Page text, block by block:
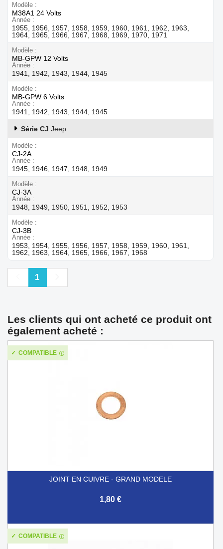
Modèle
M38A1 24 Volts
Année
1955, 1956, 1957, 1958, 1959, 1960, 1961, 1962, 1963,
1964, 1965, 1966, 1967, 1968, 1969, 1970, 1971
Modèle
MB-GPW 12 Volts
Année
1941, 1942, 1943, 1944, 1945
Modèle
MB-GPW 6 Volts
Année
1941, 1942, 1943, 1944, 1945
Série CJ Jeep
Modèle
CJ-2A
Année
1945, 1946, 1947, 1948, 1949
Modèle
CJ-3A
Année
1948, 1949, 1950, 1951, 1952, 1953
Modèle
CJ-3B
Année
1953, 1954, 1955, 1956, 1957, 1958, 1959, 1960, 1961,
1962, 1963, 1964, 1965, 1966, 1967, 1968
Précédent
1
Les clients qui ont acheté ce produit ont
également acheté :
JOINT EN CUIVRE - GRAND MODELE
1,80 €
COMPATIBLE
COMPATIBLE